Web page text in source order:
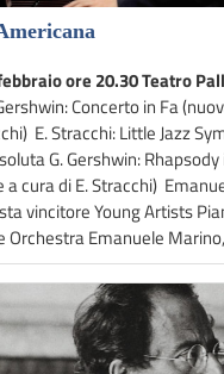
ore 20.30 Teatro
Concerto in Fa
E. Stracchi: Little Jazz
G. Gershwin:
cura di E. Stracchi)
vincitore Young Artists
Orchestra Emanuele